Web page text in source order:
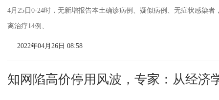
4月25日0-24时，无新增报告本土确诊病例、疑似病例、无症状感染
离治疗14例、
2022年04月26日 08:58
知网陷高价停用风波，专家：从经济